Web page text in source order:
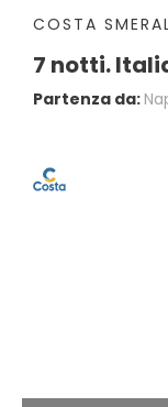
COSTA
7 notti.
Partenza da: